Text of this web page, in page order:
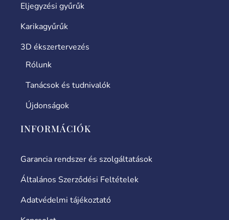
Eljegyzési gyűrűk
Karikagyűrűk
3D ékszertervezés
Rólunk
Tanácsok és tudnivalók
Újdonságok
INFORMÁCIÓK
Garancia rendszer és szolgáltatások
Általános Szerződési Feltételek
Adatvédelmi tájékoztató